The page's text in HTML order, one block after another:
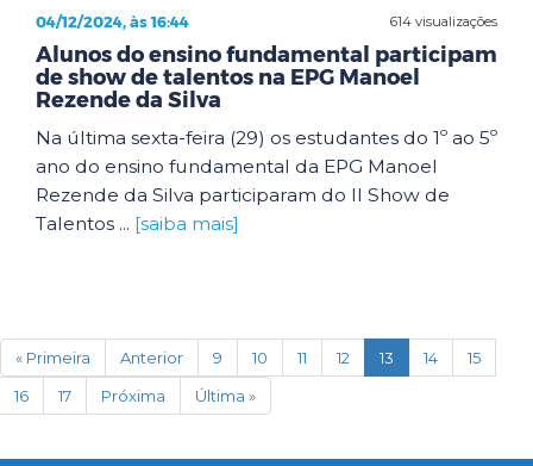
614 visualizações
04/12/2024, às 16:44
Alunos do ensino fundamental participam
de show de talentos na EPG Manoel
Rezende da Silva
Na última sexta-feira (29) os estudantes do 1º ao 5º
ano do ensino fundamental da EPG Manoel
Rezende da Silva participaram do II Show de
Talentos ... [saiba mais]
« Primeira Anterior 9 10 11 12 13 (current)
14
15
16
17 Próxima Última »